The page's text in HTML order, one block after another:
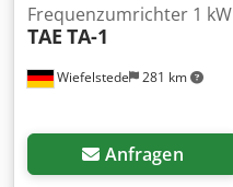
Wiefelstede 281 km
Frequenzumrichter 1 kW
TAE TA-1
Anfragen